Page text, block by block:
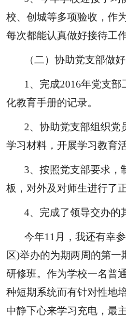
校、创城等多项验收，作
每次都能认真做好接待工作
（二）协助党支部做
1、完成2016年党支
化教育手册的记录。
2、协助党支部组织党
学习材料，开展学习教育活
3、按照党支部要求，
板，对外及对师生进行了
4、完成了领导交办的
今年11月，我还有幸
区)举办的为期两周的第一
研修班。作为学校一名普
种短期系统而有针对性地
中静下心来学习充电，最